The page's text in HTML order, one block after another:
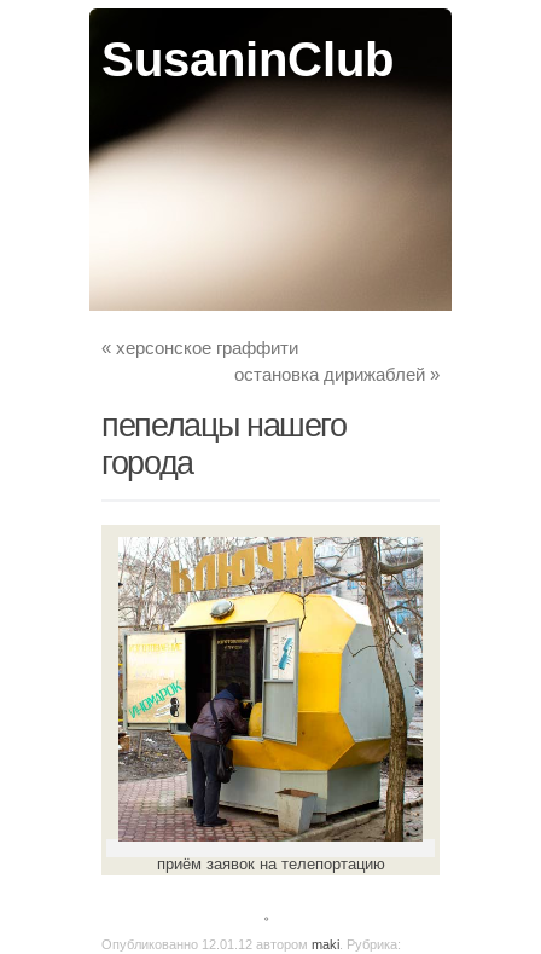
SusaninClub
« херсонское граффити
остановка дирижаблей »
пепелацы нашего
города
приём заявок на телепортацию
。
Опубликованно 12.01.12 автором maki . Рубрика: